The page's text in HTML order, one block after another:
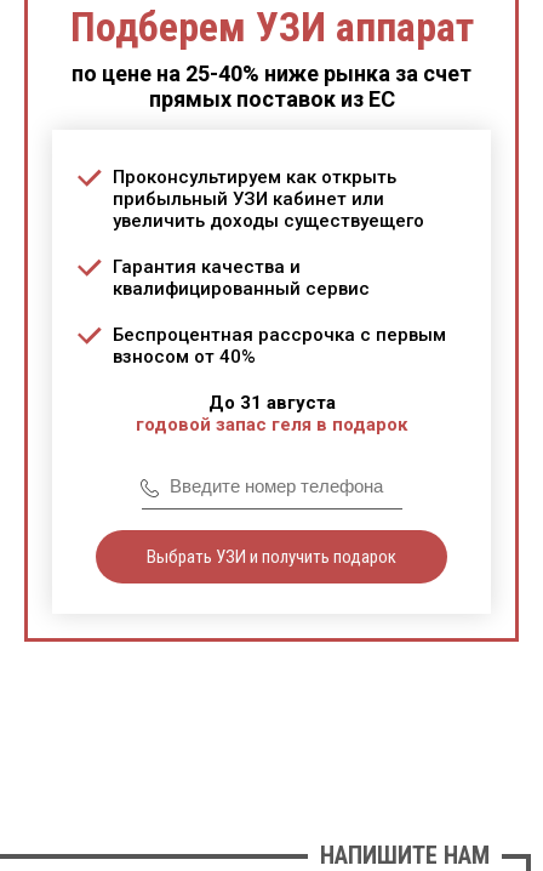
Подберем УЗИ аппарат
по цене на 25-40% ниже рынка за счет
прямых поставок из ЕС
Проконсультируем как открыть
прибыльный УЗИ кабинет или
увеличить доходы существуещего
Гарантия качества и
квалифицированный сервис
Беспроцентная рассрочка с первым
взносом от 40%
До 31 августа
годовой запас геля в подарок
Выбрать УЗИ и получить подарок
НАПИШИТЕ НАМ